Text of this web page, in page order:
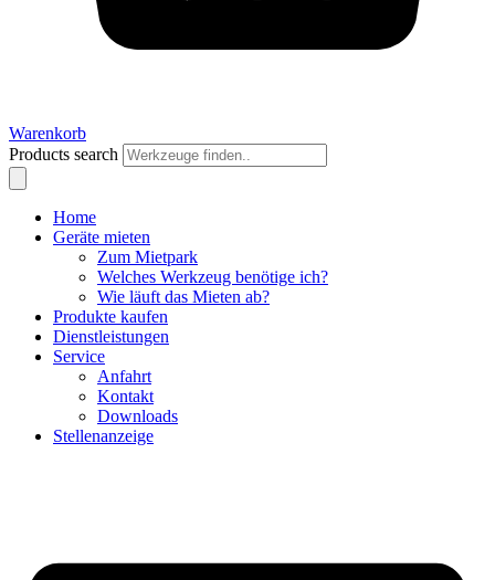
Warenkorb
Products search
Home
Geräte mieten
Zum Mietpark
Welches Werkzeug benötige ich?
Wie läuft das Mieten ab?
Produkte kaufen
Dienstleistungen
Service
Anfahrt
Kontakt
Downloads
Stellenanzeige